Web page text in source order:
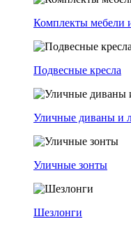
Комплекты мебели
Подвесные кресла
Уличные диваны и
Уличные зонты
Шезлонги